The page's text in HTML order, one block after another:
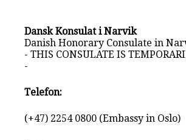
Dansk Konsulat i Narvik
Danish Honorary Consulate in
- THIS CONSULATE IS
-
Telefon:
(+47) 2254 0800 (Embassy in Oslo)